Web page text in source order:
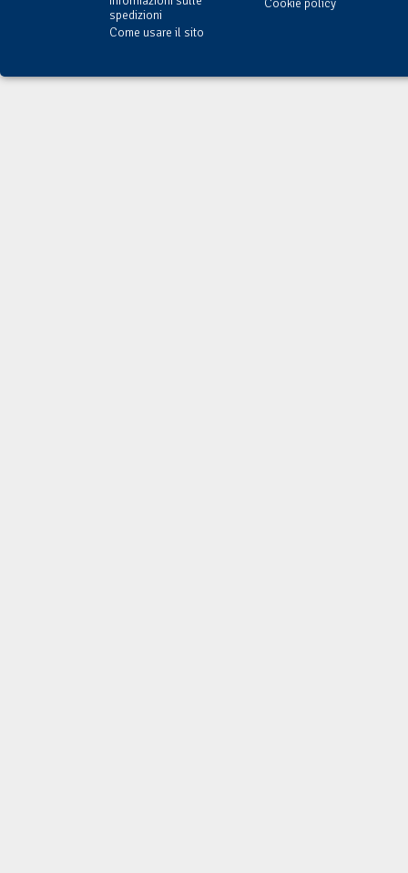
spedizioni
Come usare il sito
Cookie policy